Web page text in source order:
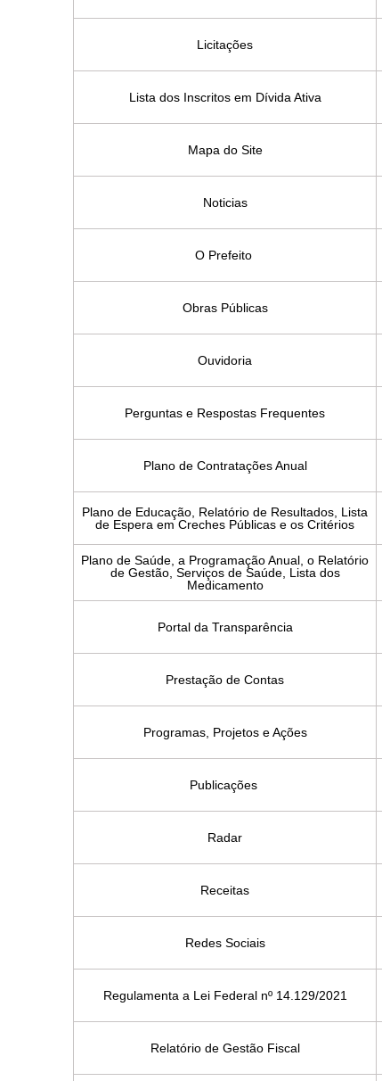
Licitações
Lista dos Inscritos em Dívida Ativa
Mapa do Site
Noticias
O Prefeito
Obras Públicas
Ouvidoria
Perguntas e Respostas Frequentes
Plano de Contratações Anual
Plano de Educação, Relatório de Resultados, Lista
de Espera em Creches Públicas e os Critérios
Plano de Saúde, a Programação Anual, o Relatório
de Gestão, Serviços de Saúde, Lista dos
Medicamento
Portal da Transparência
Prestação de Contas
Programas, Projetos e Ações
Publicações
Radar
Receitas
Redes Sociais
Regulamenta a Lei Federal nº 14.129/2021
Relatório de Gestão Fiscal